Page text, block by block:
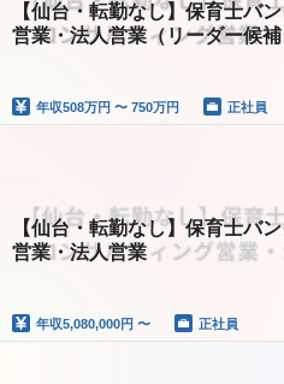
【仙台・転勤なし】保育士バ
営業・法人営業（リーダー候
年収508万円 〜 750万円 正社員
【仙台・転勤なし】保育士バ
営業・法人営業
年収5,080,000円 〜 正社員